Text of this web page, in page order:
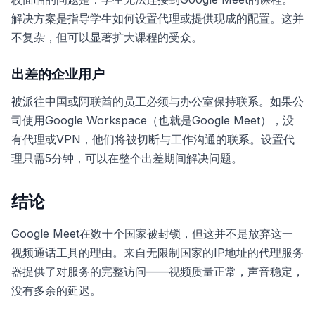
解决方案是指导学生如何设置代理或提供现成的配置。这并
不复杂，但可以显著扩大课程的受众。
出差的企业用户
被派往中国或阿联酋的员工必须与办公室保持联系。如果公
司使用Google Workspace（也就是Google Meet），没
有代理或VPN，他们将被切断与工作沟通的联系。设置代
理只需5分钟，可以在整个出差期间解决问题。
结论
Google Meet在数十个国家被封锁，但这并不是放弃这一
视频通话工具的理由。来自无限制国家的IP地址的代理服务
器提供了对服务的完整访问——视频质量正常，声音稳定，
没有多余的延迟。